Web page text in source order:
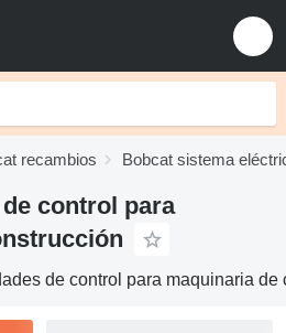
recambios Bobcat sistema
control para
de control para maquinaria de